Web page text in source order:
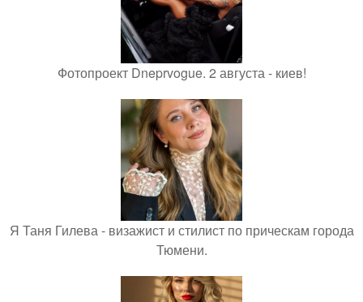
Фотопроект Dneprvogue. 2 августа - киев!
Я Таня Гилева - визажист и стилист по прическам города
Тюмени.